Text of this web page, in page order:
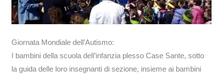
Giornata Mondiale dell’Autismo:
I bambini della scuola dell’infanzia plesso Case Sante, sotto
la guida delle loro insegnanti di sezione, insieme ai bambini